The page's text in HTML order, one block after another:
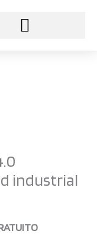
industrial